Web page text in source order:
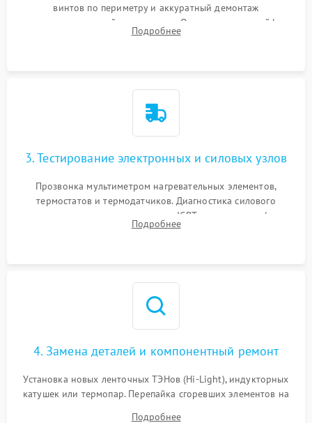
винтов по периметру и аккуратный демонтаж
стеклокерамической поверхности. Отсоединение шлейфов
сенсорного блока для доступа к силовым платам, катушкам
Подробнее
3. Тестирование электронных и силовых узлов
Прозвонка мультиметром нагревательных элементов,
термостатов и термодатчиков. Диагностика силового
модуля, реле, диодных мостов и IGBT-транзисторов (для
индукции). Проверка кранов и газ-контроля (для газовых
Подробнее
4. Замена деталей и компонентный ремонт
Установка новых ленточных ТЭНов (Hi-Light), индукторных
катушек или термопар. Перепайка сгоревших элементов на
Подробнее